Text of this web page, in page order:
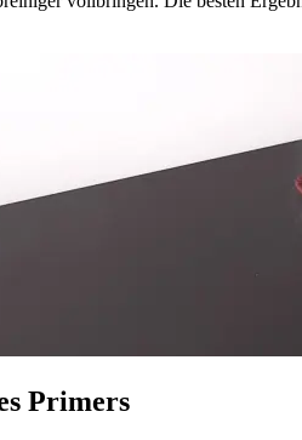
Primers